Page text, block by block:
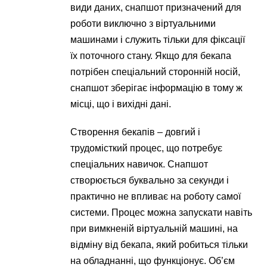
види даних, снапшот призначений для
роботи виключно з віртуальними
машинами і служить тільки для фіксації
їх поточного стану. Якщо для бекапа
потрібен спеціальний сторонній носій,
снапшот зберігає інформацію в тому ж
місці, що і вихідні дані.
Створення бекапів – довгий і
трудомісткий процес, що потребує
спеціальних навичок. Снапшот
створюється буквально за секунди і
практично не впливає на роботу самої
системи. Процес можна запускати навіть
при вимкненій віртуальній машині, на
відміну від бекапа, який робиться тільки
на обладнанні, що функціонує. Об’єм